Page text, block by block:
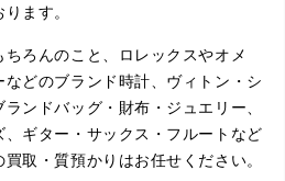
ます。
ろんのこと、ロレックスやオメ
どのブランド時計、ヴィトン・シ
ンドバッグ・財布・ジュエリー、
ギター・サックス・フルートなど
取・質預かりはお任せください。